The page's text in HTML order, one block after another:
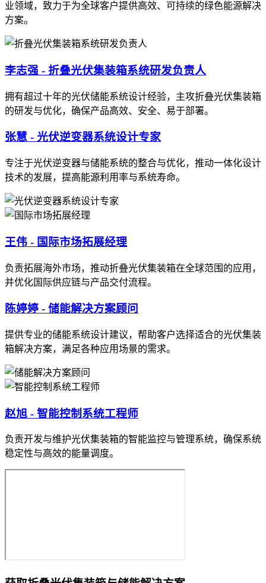
业领域，致力于为全球客户提供高效、可持续的绿色能源解决
方案。
李志强 - 折叠光伏集装箱系统研发负责人
拥有超过十年的光伏储能系统设计经验，主攻折叠光伏集装箱
的研发与优化，确保产品高效、安全、易于部署。
张慧 - 光伏逆变器系统设计专家
专注于光伏逆变器与储能系统的整合与优化，推动一体化设计
技术的发展，提高能源利用率与系统寿命。
王伟 - 国际市场拓展经理
负责拓展海外市场，推动折叠光伏集装箱在全球范围的应用，
并优化国际供应链与产品交付流程。
陈婷婷 - 储能解决方案顾问
提供专业的储能系统设计建议，帮助客户选择适合的光伏集装
箱解决方案，满足各种应用场景的需求。
赵旭 - 智能控制系统工程师
负责开发与维护光伏集装箱的智能监控与管理系统，确保系统
稳定性与高效的能量调度。